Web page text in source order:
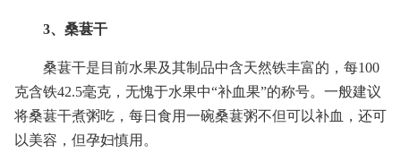
3、桑葚干
桑葚干是目前水果及其制品中含天然铁丰富的，每100
克含铁42.5毫克，无愧于水果中“补血果”的称号。一般建议
将桑葚干煮粥吃，每日食用一碗桑葚粥不但可以补血，还可
以美容，但孕妇慎用。